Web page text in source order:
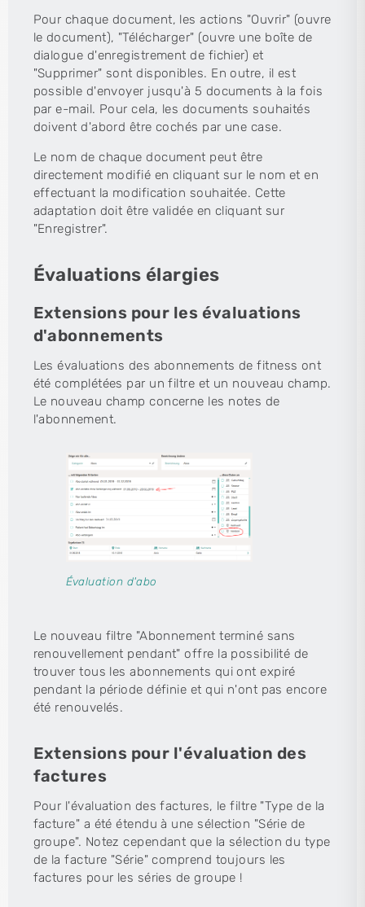
Pour chaque document, les actions "Ouvrir" (ouvre
le document), "Télécharger" (ouvre une boîte de
dialogue d'enregistrement de fichier) et
"Supprimer" sont disponibles. En outre, il est
possible d'envoyer jusqu'à 5 documents à la fois
par e-mail. Pour cela, les documents souhaités
doivent d'abord être cochés par une case.
Le nom de chaque document peut être
directement modifié en cliquant sur le nom et en
effectuant la modification souhaitée. Cette
adaptation doit être validée en cliquant sur
"Enregistrer".
Évaluations élargies
Extensions pour les évaluations
d'abonnements
Les évaluations des abonnements de fitness ont
été complétées par un filtre et un nouveau champ.
Le nouveau champ concerne les notes de
l'abonnement.
Évaluation d'abo
Le nouveau filtre "Abonnement terminé sans
renouvellement pendant" offre la possibilité de
trouver tous les abonnements qui ont expiré
pendant la période définie et qui n'ont pas encore
été renouvelés.
Extensions pour l'évaluation des
factures
Pour l'évaluation des factures, le filtre "Type de la
facture" a été étendu à une sélection "Série de
groupe". Notez cependant que la sélection du type
de la facture "Série" comprend toujours les
factures pour les séries de groupe !